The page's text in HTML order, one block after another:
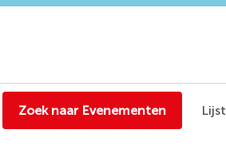
Zoek naar Evenementen Lijst